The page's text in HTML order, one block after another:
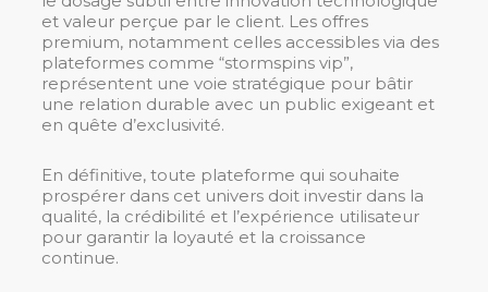
et valeur perçue par le client. Les offres
premium, notamment celles accessibles via des
plateformes comme “stormspins vip”,
représentent une voie stratégique pour bâtir
une relation durable avec un public exigeant et
en quête d’exclusivité.
En définitive, toute plateforme qui souhaite
prospérer dans cet univers doit investir dans la
qualité, la crédibilité et l’expérience utilisateur
pour garantir la loyauté et la croissance
continue.